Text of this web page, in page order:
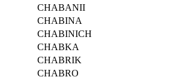
CHABANІI
CHABINA
CHABINICH
CHABKA
CHABRIK
CHABRO